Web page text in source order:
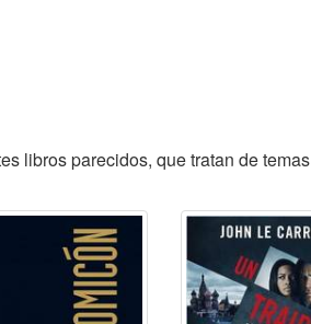
libros parecidos, que tratan de